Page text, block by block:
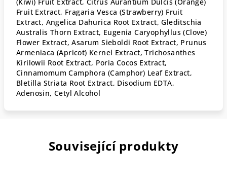
Fruit Extract, Fragaria Vesca (Strawberry) Fruit
Extract, Angelica Dahurica Root Extract, Gleditschia
Australis Thorn Extract, Eugenia Caryophyllus (Clove)
Flower Extract, Asarum Sieboldi Root Extract, Prunus
Armeniaca (Apricot) Kernel Extract, Trichosanthes
Kirilowii Root Extract, Poria Cocos Extract,
Cinnamomum Camphora (Camphor) Leaf Extract,
Bletilla Striata Root Extract, Disodium EDTA,
Adenosin, Cetyl Alcohol
Související produkty